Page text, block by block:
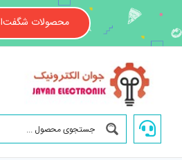
content
محصولات